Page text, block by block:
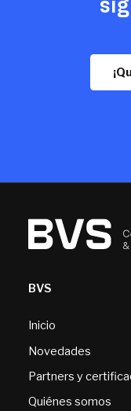
BVS
Inicio
Novedades
Partners y
Quiénes somos